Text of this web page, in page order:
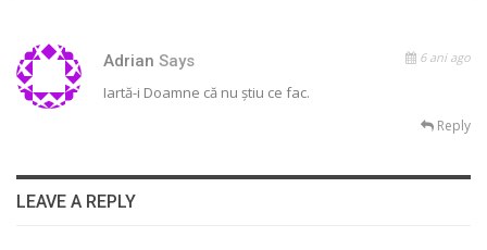
Adrian Says 6 ani ago
Iartă-i Doamne că nu știu ce fac.
Reply
LEAVE A REPLY